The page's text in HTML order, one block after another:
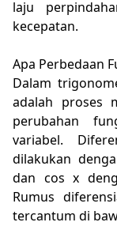
laju
kecepatan.
Apa Perbedaan
Dalam
adalah proses
perubahan
variabel.
dilakukan
dan cos x
Rumus
tercantum di